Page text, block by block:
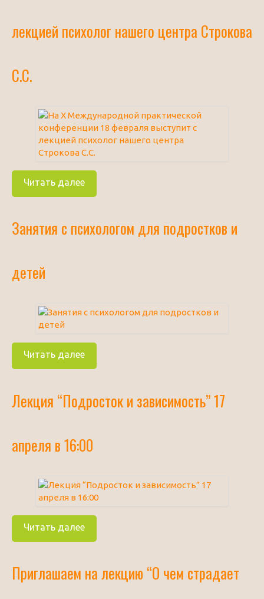
лекцией психолог нашего центра Строкова
С.С.
Читать далее
Занятия с психологом для подростков и
детей
Читать далее
Лекция “Подросток и зависимость” 17
апреля в 16:00
Читать далее
Приглашаем на лекцию “О чем страдает